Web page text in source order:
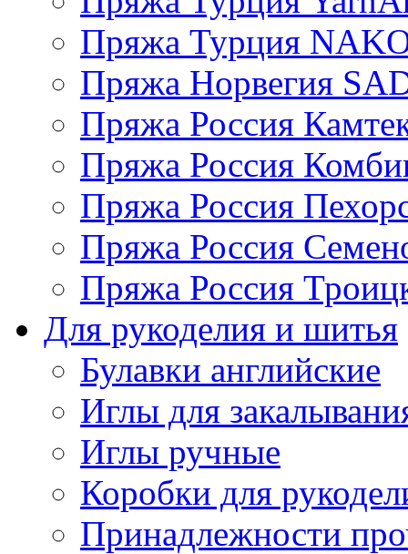
Пряжа Турция
Пряжа Норвегия
Пряжа Россия
Пряжа Россия
Пряжа Россия
Пряжа Россия
Пряжа Россия
Для рукоделия и шитья
Булавки английские
Иглы для
Иглы ручные
Коробки для
Принадлежности